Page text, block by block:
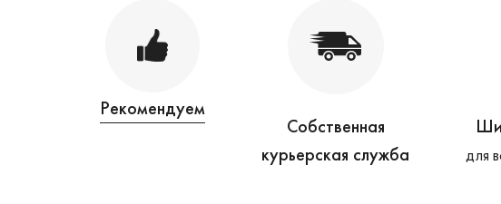
Рекомендуем
Собственная
курьерская служба
для